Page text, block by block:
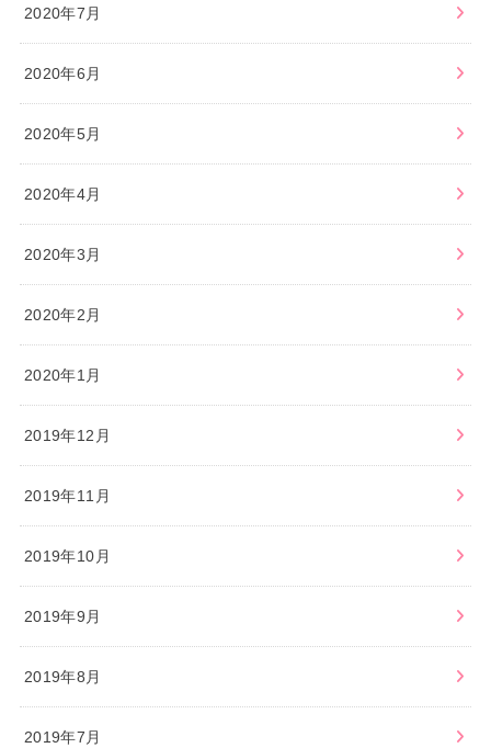
2020年7月
2020年6月
2020年5月
2020年4月
2020年3月
2020年2月
2020年1月
2019年12月
2019年11月
2019年10月
2019年9月
2019年8月
2019年7月